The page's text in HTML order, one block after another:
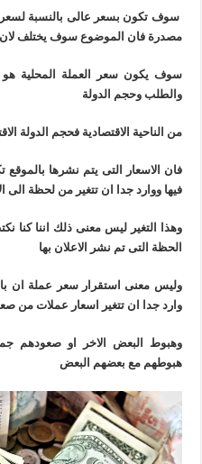
سوف تكون بسعر عالى بالنسبة لسعر
مصدرة فان الموضوع سوف يختلف لان
سوف يكون سعر العملة المحلية هو
والطلب وحجم الدولة
من الناحية الاقتصادية فحجم الدولة
فان الاسعار التى يتم نشرها
فيها ووارد جدا ان تتغير من لحظة الى
وهذا التغير ليس معنى ذلك اننا كنا
الحظة التى تم نشر الاعلان بها
وليس معنى استقرار سعر عملة ان
وارد جدا ان تتغير اسعار عملات من
وهبوط البعض الاخر او صعودهم
هبوطهم مع بعضهم البعض